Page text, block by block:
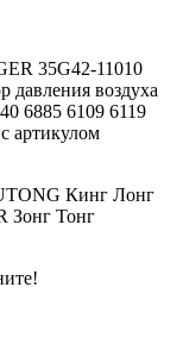
35G42-11010
давления воздуха
6885 6109 6119
артикулом
Кинг Лонг
Зонг Тонг